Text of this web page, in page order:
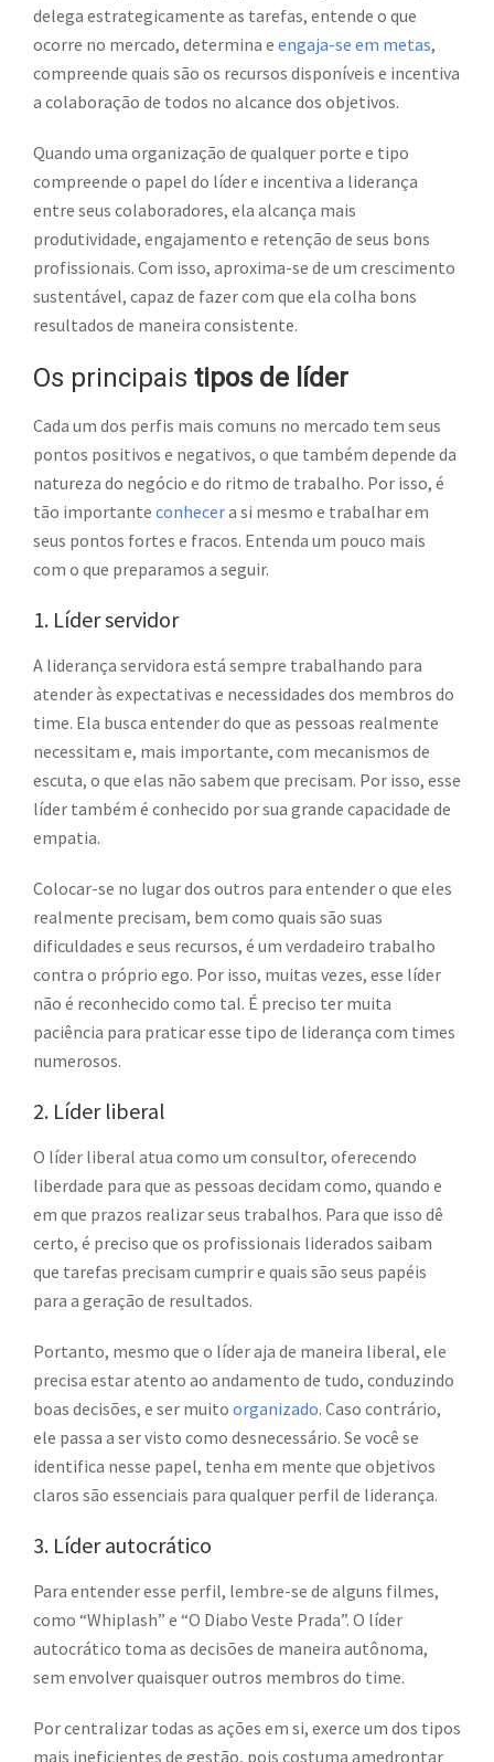
delega estrategicamente as tarefas, entende o que
ocorre no mercado, determina e engaja-se em metas,
compreende quais são os recursos disponíveis e incentiva
a colaboração de todos no alcance dos objetivos.
Quando uma organização de qualquer porte e tipo
compreende o papel do líder e incentiva a liderança
entre seus colaboradores, ela alcança mais
produtividade, engajamento e retenção de seus bons
profissionais. Com isso, aproxima-se de um crescimento
sustentável, capaz de fazer com que ela colha bons
resultados de maneira consistente.
Os principais tipos de líder
Cada um dos perfis mais comuns no mercado tem seus
pontos positivos e negativos, o que também depende da
natureza do negócio e do ritmo de trabalho. Por isso, é
tão importante conhecera si mesmo e trabalhar em
seus pontos fortes e fracos. Entenda um pouco mais
com o que preparamos a seguir.
1. Líder servidor
A liderança servidora está sempre trabalhando para
atender às expectativas e necessidades dos membros do
time. Ela busca entender do que as pessoas realmente
necessitam e, mais importante, com mecanismos de
escuta, o que elas não sabem que precisam. Por isso, esse
líder também é conhecido por sua grande capacidade de
empatia.
Colocar-se no lugar dos outros para entender o que eles
realmente precisam, bem como quais são suas
dificuldades e seus recursos, é um verdadeiro trabalho
contra o próprio ego. Por isso, muitas vezes, esse líder
não é reconhecido como tal. É preciso ter muita
paciência para praticar esse tipo de liderança com times
numerosos.
2. Líder liberal
O líder liberal atua como um consultor, oferecendo
liberdade para que as pessoas decidam como, quando e
em que prazos realizar seus trabalhos. Para que isso dê
certo, é preciso que os profissionais liderados saibam
que tarefas precisam cumprir e quais são seus papéis
para a geração de resultados.
Portanto, mesmo que o líder aja de maneira liberal, ele
precisa estar atento ao andamento de tudo, conduzindo
boas decisões, e ser muito organizado. Caso contrário,
ele passa a ser visto como desnecessário. Se você se
identifica nesse papel, tenha em mente que objetivos
claros são essenciais para qualquer perfil de liderança.
3. Líder autocrático
Para entender esse perfil, lembre-se de alguns filmes,
como “Whiplash” e “O Diabo Veste Prada”. O líder
autocrático toma as decisões de maneira autônoma,
sem envolver quaisquer outros membros do time.
Por centralizar todas as ações em si, exerce um dos tipos
mais ineficientes de gestão, pois costuma amedrontar